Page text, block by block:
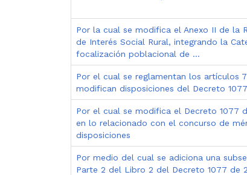
Por la cual se modifica el Anexo II de la
de Interés Social Rural, integrando la
focalización poblacional de ...
Por el cual se reglamentan los artículos
modifican disposiciones del Decreto
Por el cual se modifica el Decreto 1077
en lo relacionado con el concurso de
disposiciones
Por medio del cual se adiciona una
Parte 2 del Libro 2 del Decreto 1077 de